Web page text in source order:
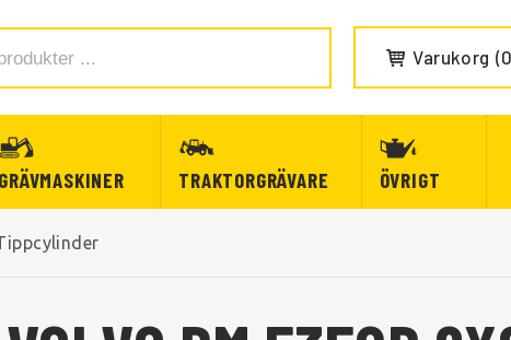
Varukorg 0
GRÄVMASKINER TRAKTORGRÄVARE ÖVRIGT